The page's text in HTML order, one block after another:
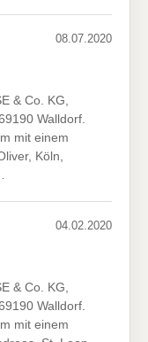
08.07.2020
& Co. KG,
Walldorf.
mit einem
Köln,
04.02.2020
& Co. KG,
Walldorf.
mit einem